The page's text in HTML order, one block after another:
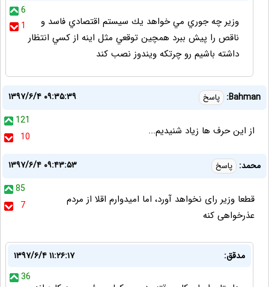
6
1
وزير چه جوري مي خواهد يك سيستم اقتصادي فاسد و
ناقص را پيش ببرد همچين توقعي مثل اينه از كسي انتظار
داشته باشيم رو چرتكه ويندوز نصب كند
Bahman: پاسخ
۱۳۹۷/۶/۴ ۰۹:۳۵:۳۹
121
10
از این حرف ها زیاد شنیدیم...
محمد: پاسخ
۱۳۹۷/۶/۴ ۰۹:۴۳:۵۳
85
7
قطعا وزیر رای نخواهد آورد، اما امیدوارم اقلا از مردم
عذرخواهی کنه
مدقق:
۱۳۹۷/۶/۴ ۱۱:۲۶:۱۷
36